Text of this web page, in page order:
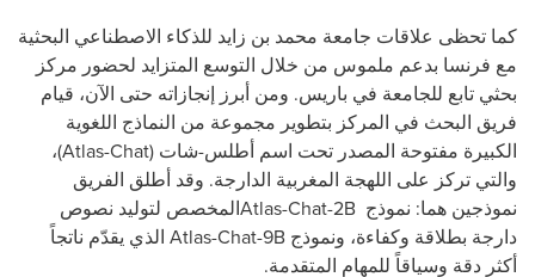
كما تحظى علاقات جامعة محمد بن زايد للذكاء الاصطناعي البحثية
مع فرنسا بدعم ملموس من خلال التوسع المتزايد لحضور مركز
بحثي تابع للجامعة في باريس. ومن أبرز إنجازاته حتى الآن، قيام
فريق البحث في المركز بتطوير مجموعة من النماذج اللغوية
الكبيرة مفتوحة المصدر تحت اسم أطلس-شات (Atlas-Chat)،
والتي تركز على اللهجة المغربية الدارجة. وقد أطلق الفريق
نموذجين هما: نموذج Atlas-Chat-2Bالمخصص لتوليد نصوص
دارجة بطلاقة وكفاءة، ونموذج Atlas-Chat-9B الذي يقدّم ناتجاً
أكثر دقة وسياقاً للمهام المتقدمة.